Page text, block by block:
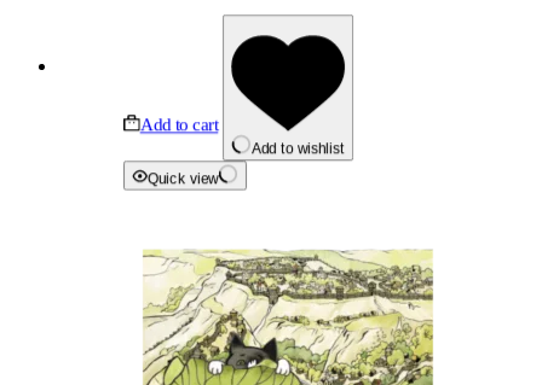
Add to cart
Add to wishlist
Quick view